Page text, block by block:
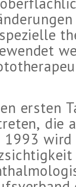
ersten
die
1993